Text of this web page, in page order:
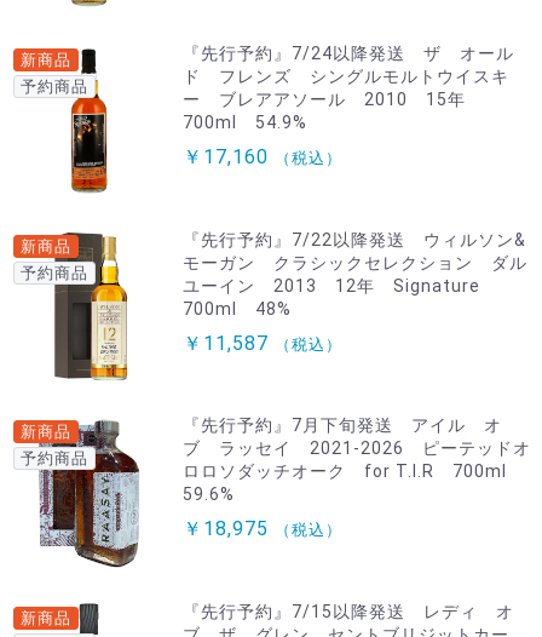
新商品
予約商品
『先行予約』7/24以降発送 ザ オール
ド フレンズ シングルモルトウイスキ
ー ブレアアソール 2010 15年
700ml 54.9%
￥17,160 （税込）
新商品
予約商品
『先行予約』7/22以降発送 ウィルソン&
モーガン クラシックセレクション ダル
ユーイン 2013 12年 Signature
700ml 48%
￥11,587 （税込）
新商品
予約商品
『先行予約』7月下旬発送 アイル オ
ブ ラッセイ 2021-2026 ピーテッドオ
ロロソダッチオーク for T.I.R 700ml
59.6%
￥18,975 （税込）
新商品
『先行予約』7/15以降発送 レディ オ